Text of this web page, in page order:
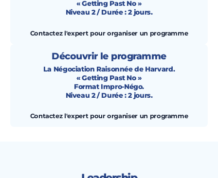
« Getting Past No »
Niveau 2 / Durée : 2 jours.
Contactez l'expert pour organiser un programme
Découvrir le programme
La Négociation Raisonnée de Harvard.
« Getting Past No »
Format Impro-Négo.
Niveau 2 / Durée : 2 jours.
Contactez l'expert pour organiser un programme